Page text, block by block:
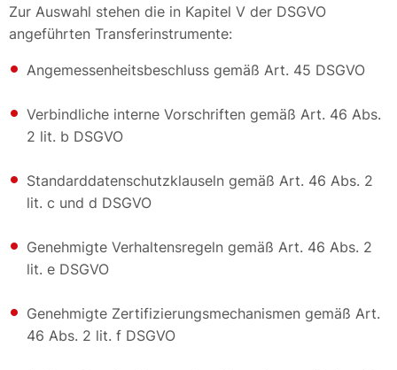
Zur Auswahl stehen die in Kapitel V der DSGVO
angeführten Transferinstrumente:
Angemessenheitsbeschluss gemäß Art. 45 DSGVO
Verbindliche interne Vorschriften gemäß Art. 46 Abs.
2 lit. b DSGVO
Standarddatenschutzklauseln gemäß Art. 46 Abs. 2
lit. c und d DSGVO
Genehmigte Verhaltensregeln gemäß Art. 46 Abs. 2
lit. e DSGVO
Genehmigte Zertifizierungsmechanismen gemäß Art.
46 Abs. 2 lit. f DSGVO